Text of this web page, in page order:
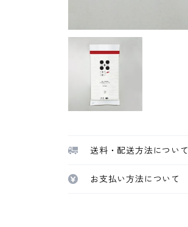
送料・配送方法について
お支払い方法について